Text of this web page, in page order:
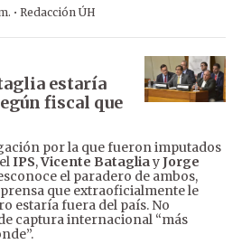
· Redacción ÚH
estaría
fiscal que
por la que fueron imputados
IPS,Vicente BatagliayJorge
el paradero de ambos,
que extraoficialmente le
estaría fuera del país. No
captura internacional “más